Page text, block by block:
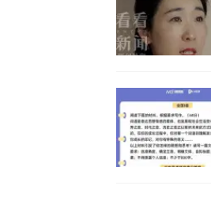
实这个时候，最
聪明的家长
不主动追问。
不用给孩子
同，只要最后这